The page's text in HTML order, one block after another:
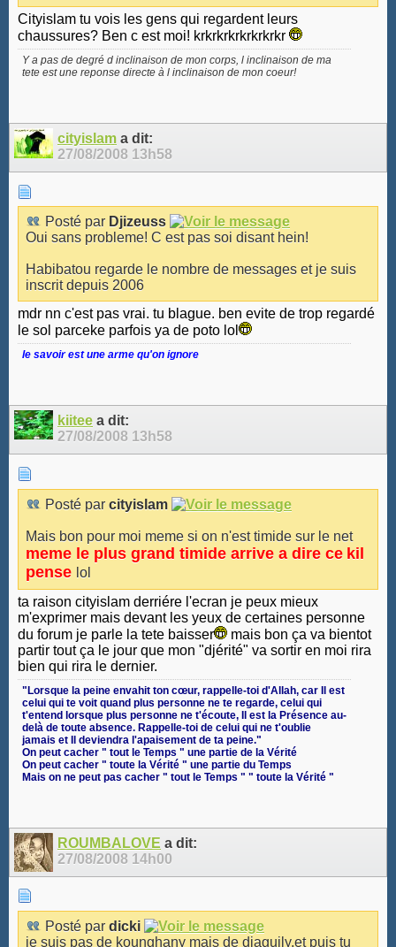
Cityislam tu vois les gens qui regardent leurs
chaussures? Ben c est moi! krkrkrkrkrkrkrkr
Y a pas de degré d inclinaison de mon corps, l inclinaison de ma
tete est une reponse directe à l inclinaison de mon coeur!
cityislam a dit:
27/08/2008 13h58
Posté par Djizeuss
Oui sans probleme! C est pas soi disant hein!
Habibatou regarde le nombre de messages et je suis
inscrit depuis 2006
mdr nn c'est pas vrai. tu blague. ben evite de trop regardé
le sol parceke parfois ya de poto lol
le savoir est une arme qu'on ignore
kiitee a dit:
27/08/2008 13h58
Posté par cityislam
Mais bon pour moi meme si on n'est timide sur le net
meme le plus grand timide arrive a dire ce kil
pense lol
ta raison cityislam derriére l'ecran je peux mieux
m'exprimer mais devant les yeux de certaines personne
du forum je parle la tete baisser
mais bon ça va bientot
partir tout ça le jour que mon "djérité" va sortir en moi rira
bien qui rira le dernier.
‎"Lorsque la peine envahit ton cœur, rappelle-toi d'Allah, car Il est
celui qui te voit quand plus personne ne te regarde, celui qui
t'entend lorsque plus personne ne t'écoute, Il est la Présence au-
delà de toute absence. Rappelle-toi de celui qui ne t'oublie
jamais et Il deviendra l'apaisement de ta peine."
On peut cacher " tout le Temps " une partie de la Vérité
On peut cacher " toute la Vérité " une partie du Temps
Mais on ne peut pas cacher " tout le Temps " " toute la Vérité "
ROUMBALOVE a dit:
27/08/2008 14h00
Posté par dicki
je suis pas de kounghany mais de diaguily,et puis tu